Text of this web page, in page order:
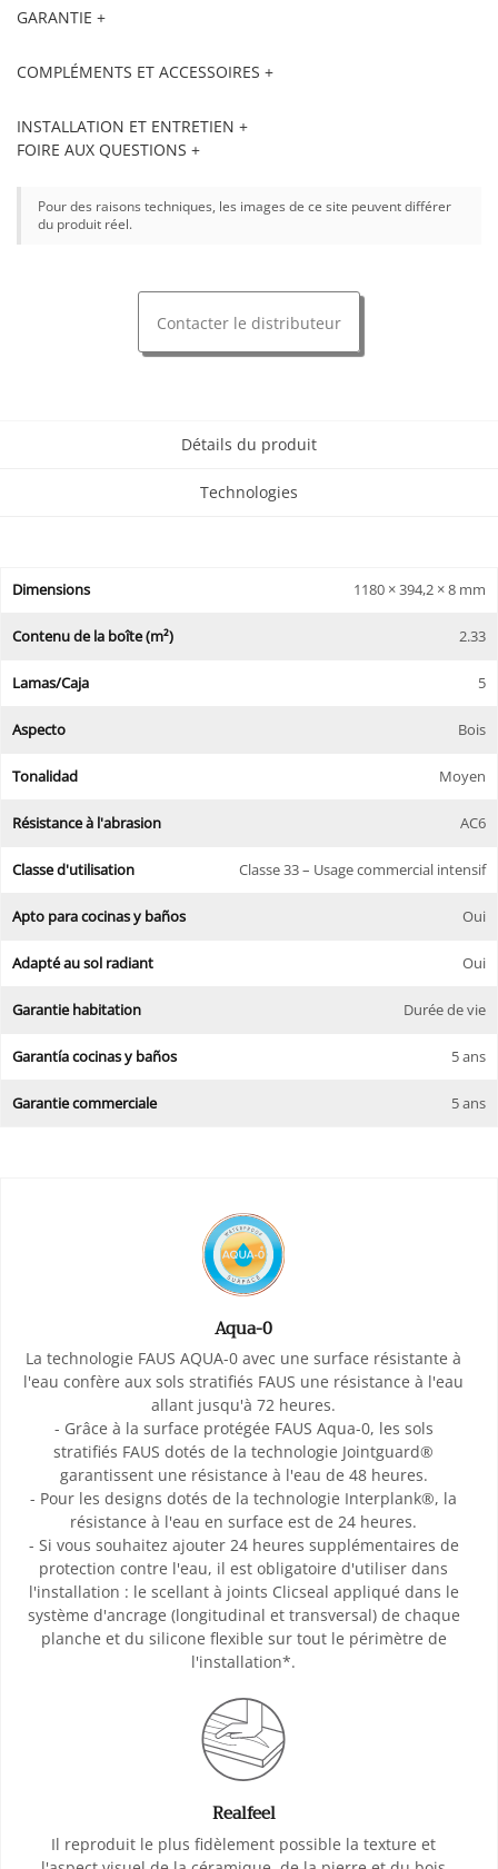
GARANTIE +
COMPLÉMENTS ET ACCESSOIRES +
INSTALLATION ET ENTRETIEN +
FOIRE AUX QUESTIONS +
Pour des raisons techniques, les images de ce site peuvent différer
du produit réel.
Contacter le distributeur
Détails du produit
Technologies
Dimensions 1180 × 394,2 × 8 mm
Contenu de la boîte (m²) 2.33
Lamas/Caja 5
Aspecto Bois
Tonalidad Moyen
Résistance à l'abrasion AC6
Classe d'utilisation Classe 33 – Usage commercial intensif
Apto para cocinas y baños Oui
Adapté au sol radiant Oui
Garantie habitation Durée de vie
Garantía cocinas y baños 5 ans
Garantie commerciale 5 ans
Aqua-0
La technologie FAUS AQUA-0 avec une surface résistante à
l'eau confère aux sols stratifiés FAUS une résistance à l'eau
allant jusqu'à 72 heures.
- Grâce à la surface protégée FAUS Aqua-0, les sols
stratifiés FAUS dotés de la technologie Jointguard®
garantissent une résistance à l'eau de 48 heures.
- Pour les designs dotés de la technologie Interplank®, la
résistance à l'eau en surface est de 24 heures.
- Si vous souhaitez ajouter 24 heures supplémentaires de
protection contre l'eau, il est obligatoire d'utiliser dans
l'installation : le scellant à joints Clicseal appliqué dans le
système d'ancrage (longitudinal et transversal) de chaque
planche et du silicone flexible sur tout le périmètre de
l'installation*.
Realfeel
Il reproduit le plus fidèlement possible la texture et